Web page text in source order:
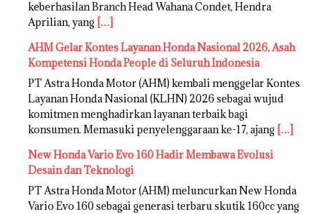
keberhasilan Branch Head Wahana Condet, Hendra
Aprilian, yang […]
AHM Gelar Kontes Layanan Honda Nasional 2026, Asah
Kompetensi Honda People di Seluruh Indonesia
PT Astra Honda Motor (AHM) kembali menggelar Kontes
Layanan Honda Nasional (KLHN) 2026 sebagai wujud
komitmen menghadirkan layanan terbaik bagi
konsumen. Memasuki penyelenggaraan ke-17, ajang […]
New Honda Vario Evo 160 Hadir Membawa Evolusi
Desain dan Teknologi
PT Astra Honda Motor (AHM) meluncurkan New Honda
Vario Evo 160 sebagai generasi terbaru skutik 160cc yang